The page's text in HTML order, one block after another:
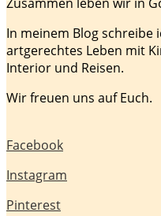
In meinem Blog schreibe
artgerechtes Leben mit
Interior und Reisen.
Wir freuen uns auf Euch.
Facebook
Instagram
Pinterest